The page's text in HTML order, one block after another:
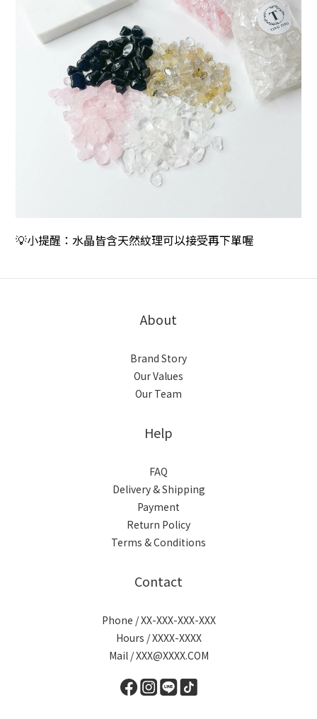
💡小提醒：水晶皆含天然紋理可以接受再下單喔
About
Brand Story
Our Values
Our Team
Help
FAQ
Delivery & Shipping
Payment
Return Policy
Terms & Conditions
Contact
Phone / XX-XXX-XXX-XXX
Hours / XXXX-XXXX
Mail / XXX@XXXX.COM